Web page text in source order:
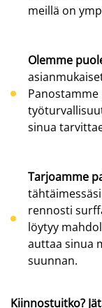
meillä on
Olemme
sinua
Tarjoamme
rennosti
löytyy
auttaa sinua
suunnan.
Kiinnostuitko?